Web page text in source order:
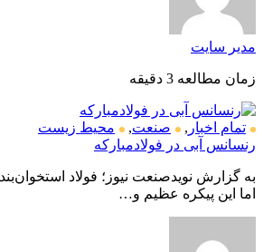
مدیر سایت
زمان مطالعه 3 دقیقه
تمام اخبار , صنعت,
محیط زیست
رنسانس آبی در فولادمبارکه
به گزارش نویدصنعت نیوز؛ فولاد
اما این پیکره عظیم و…